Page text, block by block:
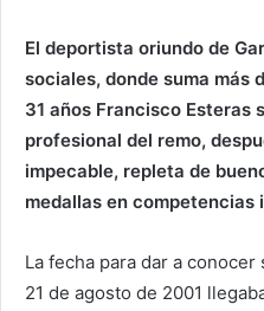
El deportista oriundo de
sociales, donde suma más
31 años Francisco Esteras
profesional del remo,
impecable, repleta de
medallas en competencias
La fecha para dar a
21 de agosto de 2001